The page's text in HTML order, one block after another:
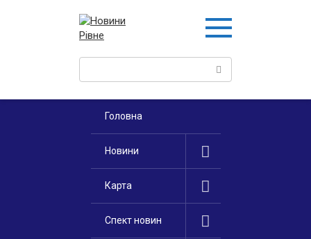
Поиск:
Головна
Новини
Карта
Спект новин